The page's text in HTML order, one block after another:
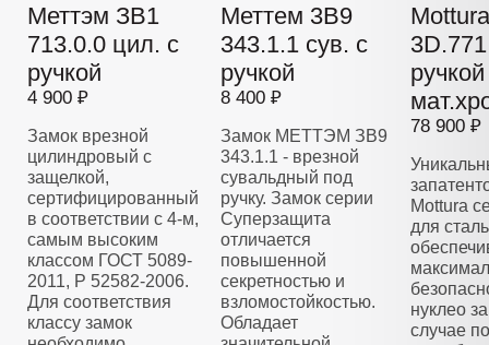
Меттэм ЗВ1
713.0.0 цил. с
ручкой
4 900 ₽
Замок врезной
цилиндровый с
защелкой,
сертифицированный
в соответствии с 4-м,
самым высоким
классом ГОСТ 5089-
2011, Р 52582-2006.
Для соответствия
классу замок
Меттем 3В9
343.1.1 сув. с
ручкой
8 400 ₽
Замок МЕТТЭМ ЗВ9
343.1.1 - врезной
сувальдный под
ручку. Замок серии
Суперзащита
отличается
повышенной
секретностью и
взломостойкостью.
Обладает
78 900 ₽
Mottura
для
нуклео
случае